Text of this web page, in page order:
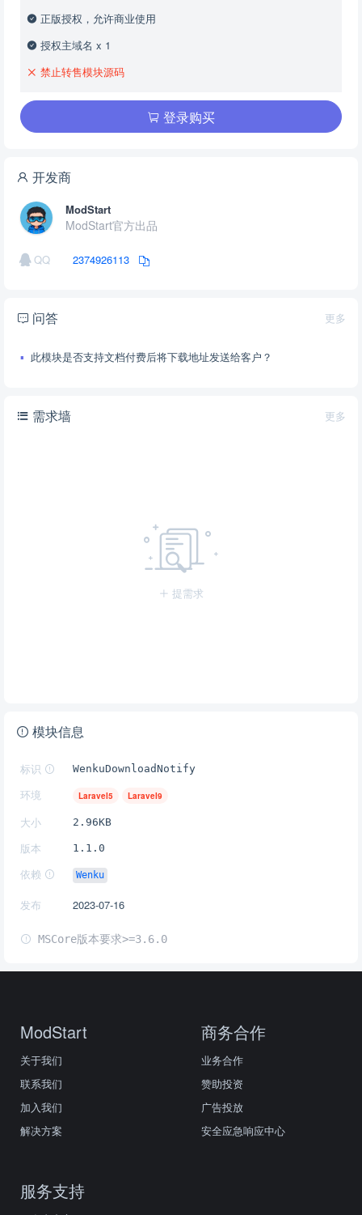
正版授权，允许商业使用
授权主域名 x 1
禁止转售模块源码
登录购买
开发商
ModStart
ModStart官方出品
QQ 2374926113
更多
问答
此模块是否支持文档付费后将下载地址发送给客户？
更多
需求墙
提需求
模块信息
标识 WenkuDownloadNotify
环境 Laravel5 Laravel9
大小 2.96KB
版本 1.1.0
依赖 Wenku
发布 2023-07-16
MSCore版本要求>=3.6.0
ModStart
关于我们
联系我们
加入我们
解决方案
商务合作
业务合作
赞助投资
广告投放
安全应急响应中心
服务支持